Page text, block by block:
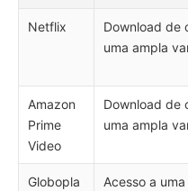
Netflix
Download de
uma ampla
Amazon
Prime
Video
Download de
uma ampla
Globopla
Acesso a